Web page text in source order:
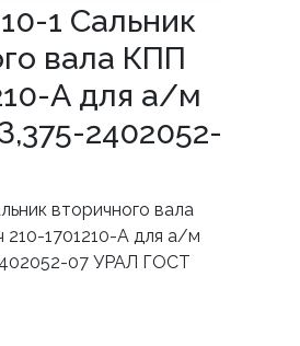
1 Сальник
вала КПП
А для а/м
2402052-
вторичного вала
210-1701210-А для а/м
07 УРАЛ ГОСТ